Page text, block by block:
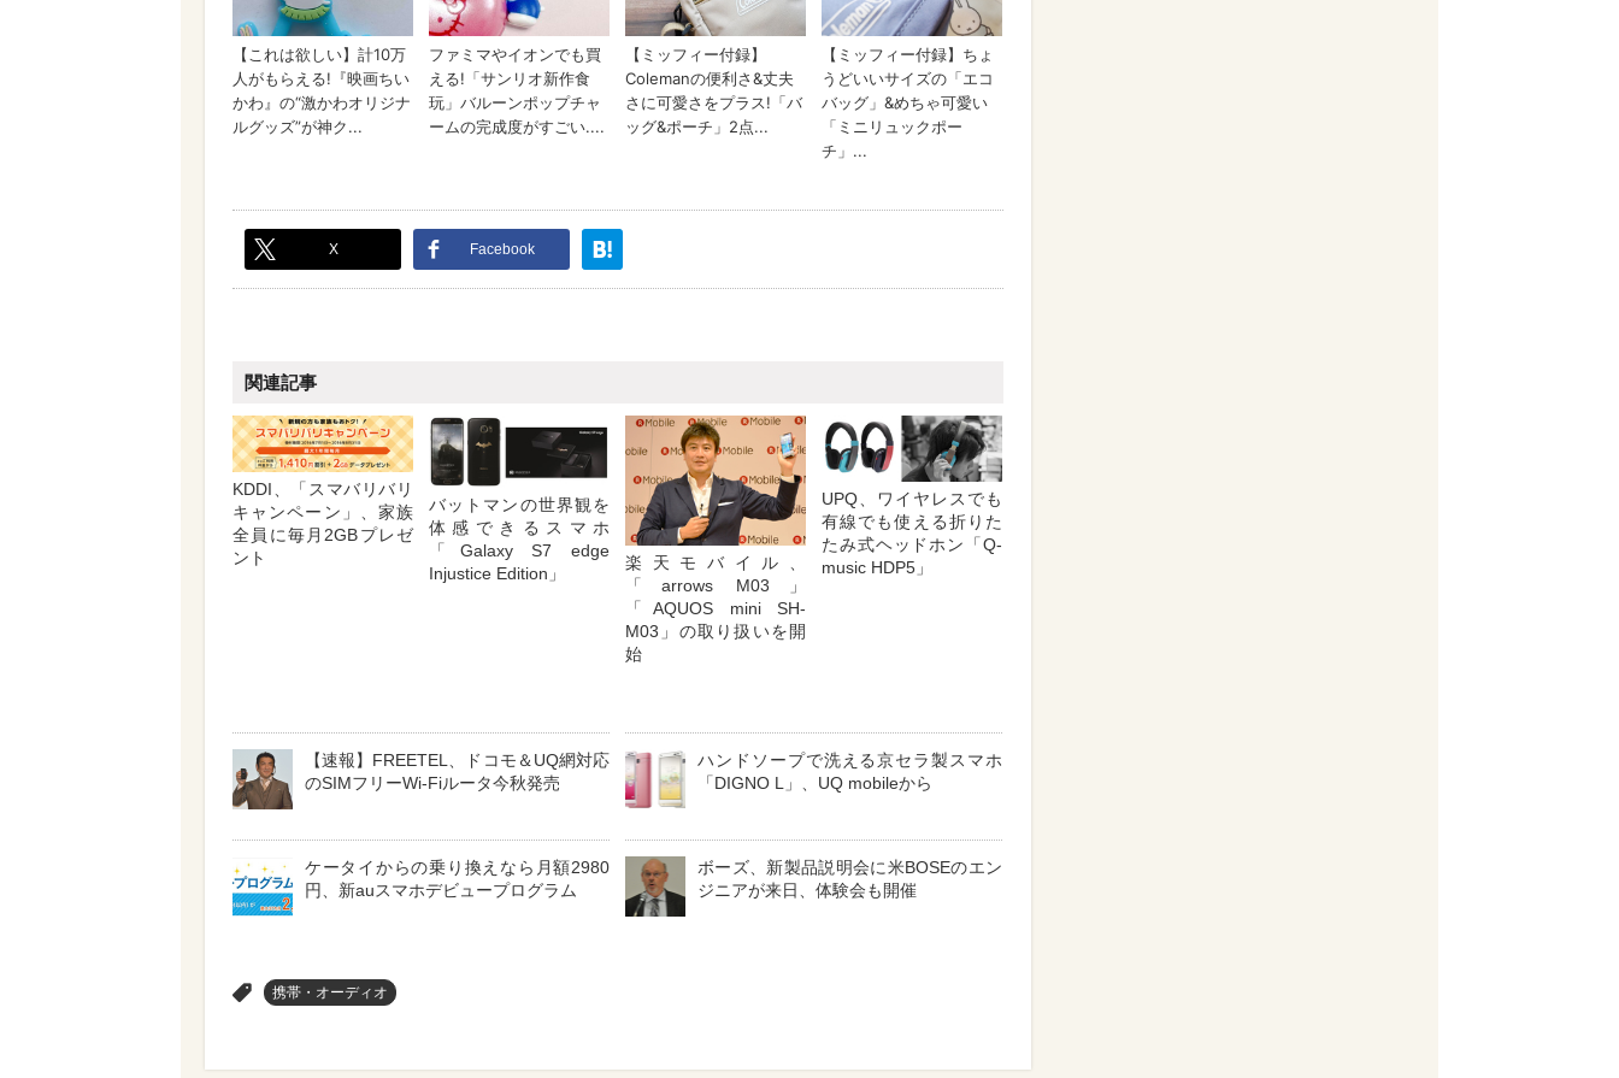
X Facebook
関連記事
KDDI、「スマバリバリ
キャンペーン」、家族
全員に毎月2GBプレゼ
ント
バットマンの世界観を
体感できるスマホ
「Galaxy S7 edge
Injustice Edition」
楽天モバイル、
「arrows M03」
「AQUOS mini SH-
M03」の取り扱いを開
始
UPQ、ワイヤレスでも
有線でも使える折りた
たみ式ヘッドホン「Q-
music HDP5」
【速報】FREETEL、ドコモ＆UQ網対応
のSIMフリーWi-Fiルータ今秋発売
ハンドソープで洗える京セラ製スマホ
「DIGNO L」、UQ mobileから
ケータイからの乗り換えなら月額2980
円、新auスマホデビュープログラム
ボーズ、新製品説明会に米BOSEのエン
ジニアが来日、体験会も開催
携帯・オーディオ